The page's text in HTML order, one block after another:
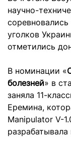
научно-
уголков
отметились
В номинации «
болезней» в
заняла 11-
Еремина,
Manipulator V-